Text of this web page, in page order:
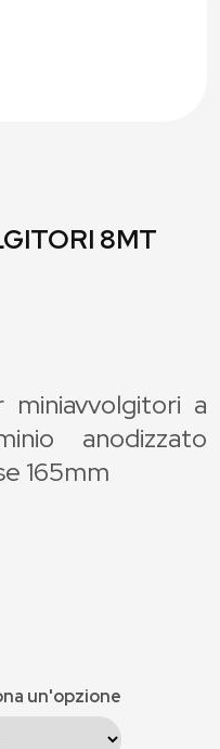
8MT
miniavvolgitori a
anodizzato
165mm
un'opzione